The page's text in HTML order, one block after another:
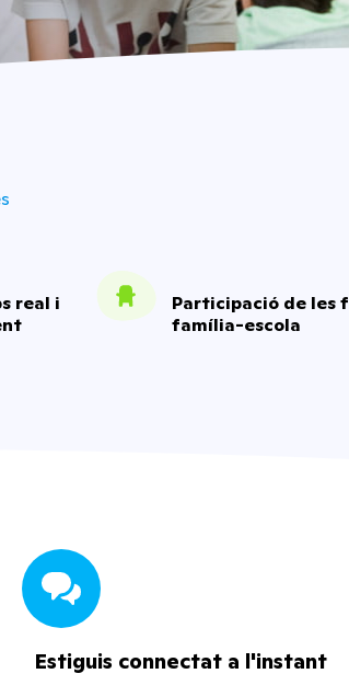
real i
Participació de les
família-escola
Estiguis connectat a l'instant